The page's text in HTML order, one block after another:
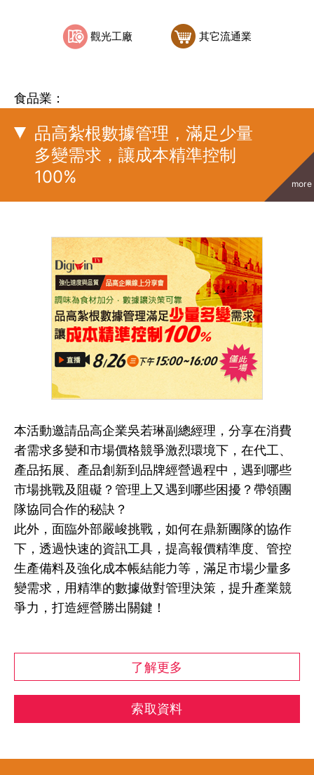
觀光工廠 其它流通業
食品業：
品高紮根數據管理，滿足少量
多變需求，讓成本精準控制
100%
more
了解更多
索取資料
本活動邀請品高企業吳若琳副總經理，分享在消費
者需求多變和市場價格競爭激烈環境下，在代工、
產品拓展、產品創新到品牌經營過程中，遇到哪些
市場挑戰及阻礙？管理上又遇到哪些困擾？帶領團
隊協同合作的秘訣？
此外，面臨外部嚴峻挑戰，如何在鼎新團隊的協作
下，透過快速的資訊工具，提高報價精準度、管控
生產備料及強化成本帳結能力等，滿足市場少量多
變需求，用精準的數據做對管理決策，提升產業競
爭力，打造經營勝出關鍵！